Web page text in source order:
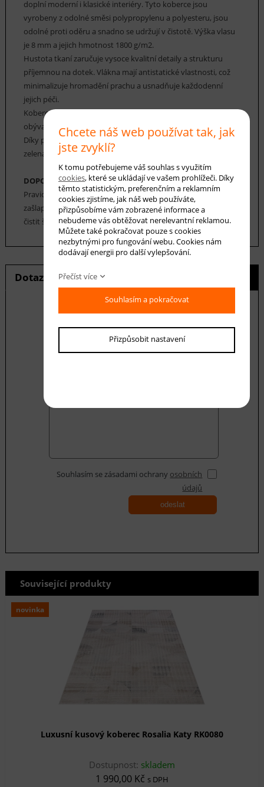
doplní moderní i klasické interiéry. Tyto koberce jsou
vyrobeny z odolné směsi polypropylenu a polyesteru, jsou
odolné proti oděru a snadno se udržují v čistotě. Výška vlasu
je 8 mm a jejich hmotnost 1800 g/m2.
Hustota tkaní zaručuje vysoce kvalitní detaily a strukturu
příjemnou na dotek. Vlákna mají antistatické vlastnosti, což
minimalizuje hromadění prachu a usnadňuje každodenní
jejich péči.
Koberce Rosalia Katy vám budou praktickým doplňkem
obývacího pokoje, ložnice, kanceláře a dalších jiných interiérů.
Díky použitým barvám, jako je béžová, šedá, hnědá nebo
zelená, dodají vašemu interiéru eleganci a harmonii.
DOPORUČENÁ ÚDRŽBA:
Pravidelné vysávání nečistot z koberce, aby se zabránilo jejich
zašlapání do koberce. Cca jednou za 12-18 měsíců je možné
čistit šamponováním nebo parním čištěním.
Dotaz na produkt
Souhlasím se zásadami ochrany osobních
údajů
odeslat
Související produkty
novinka
Luxusní kusový koberec Rosalia Katy RK0080
Dostupnost: skladem
1 990,00 Kč s DPH
Chcete náš web používat tak, jak
jste zvyklí?
K tomu potřebujeme váš souhlas s využitím
cookies, které se ukládají ve vašem prohlížeči. Díky
těmto statistickým, preferenčním a reklamním
cookies zjistíme, jak náš web používáte,
přizpůsobíme vám zobrazené informace a
nebudeme vás obtěžovat nerelevantní reklamou.
Můžete také pokračovat pouze s cookies
nezbytnými pro fungování webu. Cookies nám
dodávají energii pro další vylepšování.
Přečíst více
Souhlasím a pokračovat
Přizpůsobit nastavení